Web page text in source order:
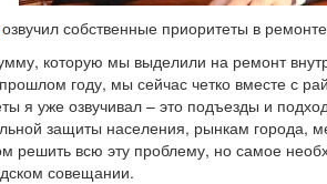
озвучил собственные приоритеты в
которую мы выделили на ремонт
году, мы сейчас четко вместе с
я уже озвучивал – это подъезды и
защиты населения, рынкам города,
решить всю эту проблему, но самое
совещании.